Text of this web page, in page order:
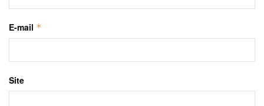
E-mail *
Site